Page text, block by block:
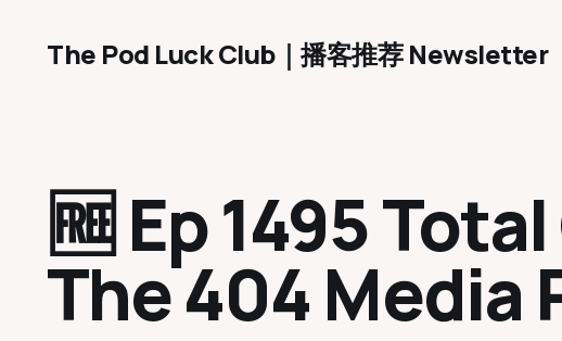
The Pod Luck Club｜播客推荐 Newsletter
🆓 Ep 1495
The 404 Media